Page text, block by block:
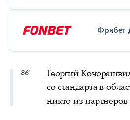
Фрибет
86'
Георгий
со стандарта в
никто из